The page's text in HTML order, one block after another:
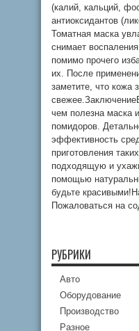
(калий, кальций,
антиоксидантов
Томатная маска
снимает
помимо прочего
их. После
заметите, что кожа
чем полезна маска
помидоров.
эффективность
приготовления
подходящую и
помощью
будьте
Пожаловаться на
РУБРИКИ
Авто
Оборудование
Производство
Разное